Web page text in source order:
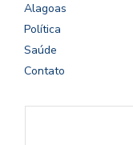
Alagoas
Política
Saúde
Contato